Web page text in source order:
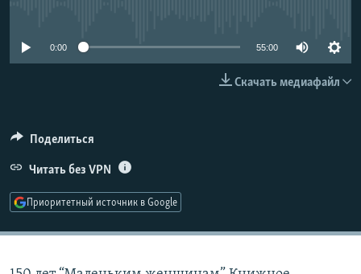
ПОДПИШИТЕСЬ НА РАССЫЛКУ
Все сайты РСЕ/РС
0:00 55:00
Скачать медиафайл
Поделиться
Читать без VPN
Приоритетный источник в Google